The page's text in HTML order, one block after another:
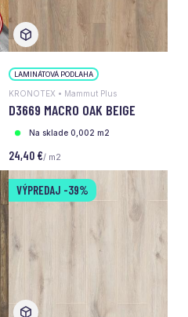
LAMINÁTOVÁ PODLAHA
KRONOTEX • Mammut Plus
D3669 MACRO OAK BEIGE
Na sklade 0,002 m2
24,40 €/ m2
VÝPREDAJ -39%